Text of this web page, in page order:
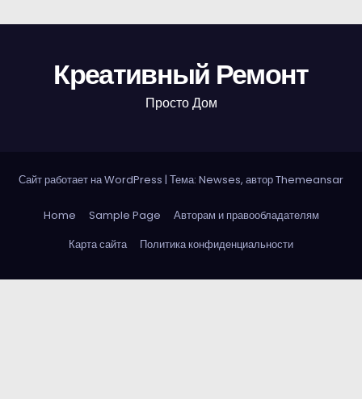
Креативный Ремонт
Просто Дом
Сайт работает на WordPress | Тема: Newses, авторThemeansar
Home Sample Page
Авторам и правообладателям
Карта сайта
Политика конфиденциальности